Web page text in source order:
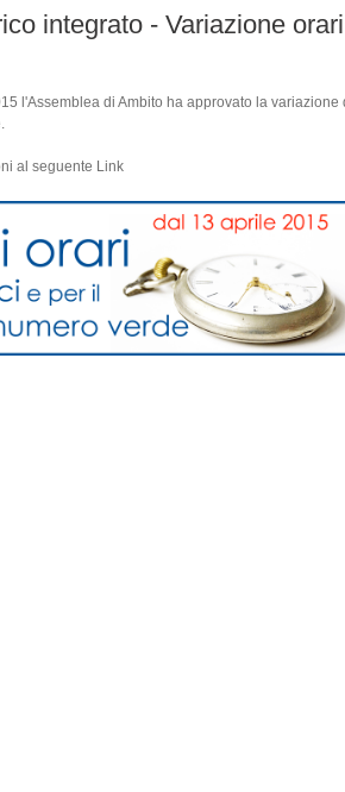
integrato - Variazione
l'Assemblea di Ambito ha approvato la
al seguente Link